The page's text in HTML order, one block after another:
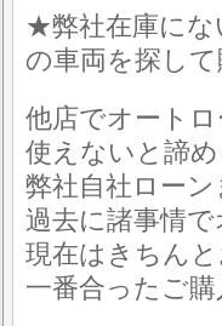
★弊社在庫にな
の車両を探し
他店でオート
使えないと諦
弊社自社ロー
過去に諸事情
現在はきちん
一番合ったご